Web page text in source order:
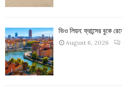
ভিও লিয়ন: ফ্রান্সের বুকে
August 6, 2026